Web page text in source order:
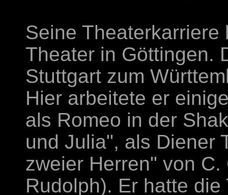
Seine
Theater in Göttingen.
Stuttgart zum
Hier arbeitete er
als Romeo in der
und Julia", als Diener
zweier Herren" von
Rudolph). Er hatte